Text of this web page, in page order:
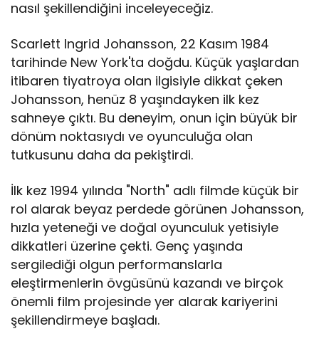
nasıl şekillendiğini inceleyeceğiz.
Scarlett Ingrid Johansson, 22 Kasım 1984
tarihinde New York'ta doğdu. Küçük yaşlardan
itibaren tiyatroya olan ilgisiyle dikkat çeken
Johansson, henüz 8 yaşındayken ilk kez
sahneye çıktı. Bu deneyim, onun için büyük bir
dönüm noktasıydı ve oyunculuğa olan
tutkusunu daha da pekiştirdi.
İlk kez 1994 yılında "North" adlı filmde küçük bir
rol alarak beyaz perdede görünen Johansson,
hızla yeteneği ve doğal oyunculuk yetisiyle
dikkatleri üzerine çekti. Genç yaşında
sergilediği olgun performanslarla
eleştirmenlerin övgüsünü kazandı ve birçok
önemli film projesinde yer alarak kariyerini
şekillendirmeye başladı.